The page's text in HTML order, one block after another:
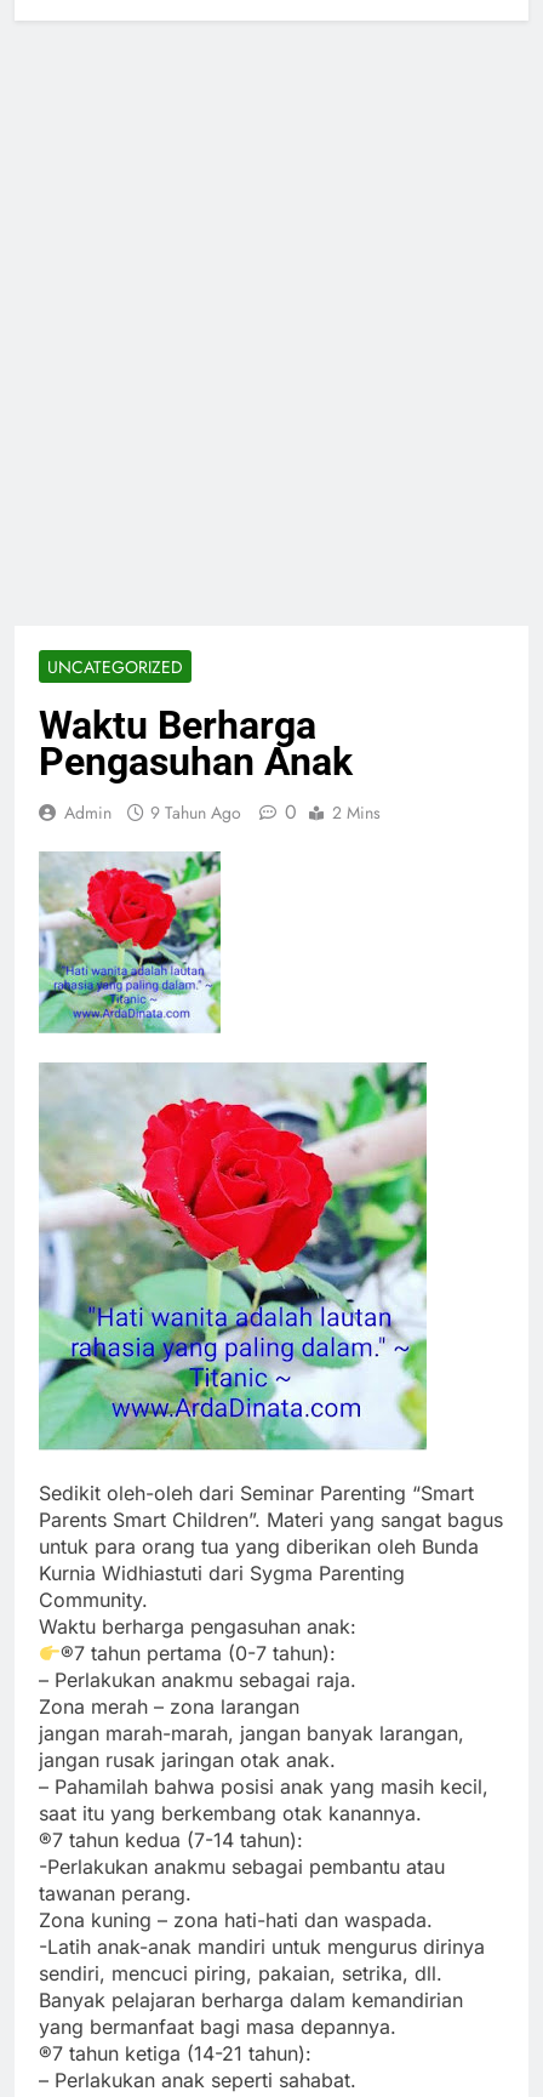
UNCATEGORIZED
Waktu Berharga
Pengasuhan Anak
Admin 9 Tahun Ago 0 2 Mins
Sedikit oleh-oleh dari Seminar Parenting “Smart
Parents Smart Children”. Materi yang sangat bagus
untuk para orang tua yang diberikan oleh Bunda
Kurnia Widhiastuti dari Sygma Parenting
Community.
Waktu berharga pengasuhan anak:
®7 tahun pertama (0-7 tahun):
– Perlakukan anakmu sebagai raja.
Zona merah – zona larangan
jangan marah-marah, jangan banyak larangan,
jangan rusak jaringan otak anak.
– Pahamilah bahwa posisi anak yang masih kecil,
saat itu yang berkembang otak kanannya.
®7 tahun kedua (7-14 tahun):
-Perlakukan anakmu sebagai pembantu atau
tawanan perang.
Zona kuning – zona hati-hati dan waspada.
-Latih anak-anak mandiri untuk mengurus dirinya
sendiri, mencuci piring, pakaian, setrika, dll.
Banyak pelajaran berharga dalam kemandirian
yang bermanfaat bagi masa depannya.
®7 tahun ketiga (14-21 tahun):
– Perlakukan anak seperti sahabat.